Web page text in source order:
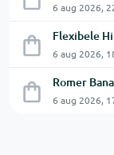
6 aug 2026,
6 aug 2026,
Romer
6 aug 2026,